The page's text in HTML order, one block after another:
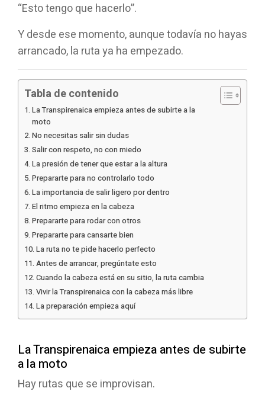
“Esto tengo que hacerlo”.
Y desde ese momento, aunque todavía no hayas
arrancado, la ruta ya ha empezado.
Tabla de contenido
La Transpirenaica empieza antes de subirte a la
moto
No necesitas salir sin dudas
Salir con respeto, no con miedo
La presión de tener que estar a la altura
Prepararte para no controlarlo todo
La importancia de salir ligero por dentro
El ritmo empieza en la cabeza
Prepararte para rodar con otros
Prepararte para cansarte bien
La ruta no te pide hacerlo perfecto
Antes de arrancar, pregúntate esto
Cuando la cabeza está en su sitio, la ruta cambia
Vivir la Transpirenaica con la cabeza más libre
La preparación empieza aquí
La Transpirenaica empieza antes de subirte
a la moto
Hay rutas que se improvisan.